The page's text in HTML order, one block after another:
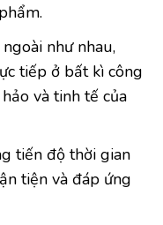
như nhau,
tiếp ở bất kì công
và tinh tế của
tiến độ thời gian
tiện và đáp ứng